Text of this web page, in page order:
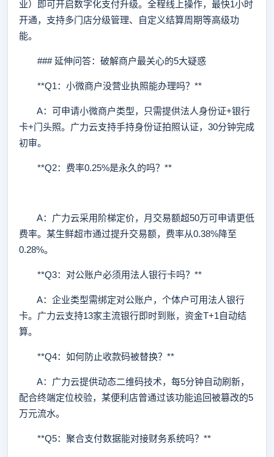
业）即可开启数字化支付升级。全程线上操作，最快1小时
开通，支持多门店分级管理、自定义结算周期等高级功
能。
### 延伸问答：破解商户最关心的5大疑惑
**Q1：小微商户没营业执照能办理吗？**
A：可申请小微商户类型，只需提供法人身份证+银行
卡+门头照。广力云支持手持身份证拍照认证，30分钟完成
初审。
**Q2：费率0.25%是永久的吗？**
A：广力云采用阶梯定价，月交易额超50万可申请更低
费率。某生鲜超市通过提升交易额，费率从0.38%降至
0.28%。
**Q3：对公账户必须用法人银行卡吗？**
A：企业类型需绑定对公账户，个体户可用法人银行
卡。广力云支持13家主流银行即时到账，资金T+1自动结
算。
**Q4：如何防止收款码被替换？**
A：广力云提供动态二维码技术，每5分钟自动刷新，
配合终端定位校验，某便利店曾通过该功能追回被篡改的5
万元流水。
**Q5：聚合支付数据能对接财务系统吗？**